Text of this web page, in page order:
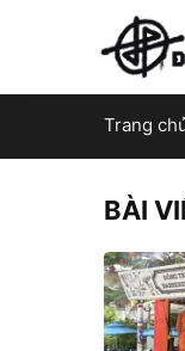
Trang
BÀI